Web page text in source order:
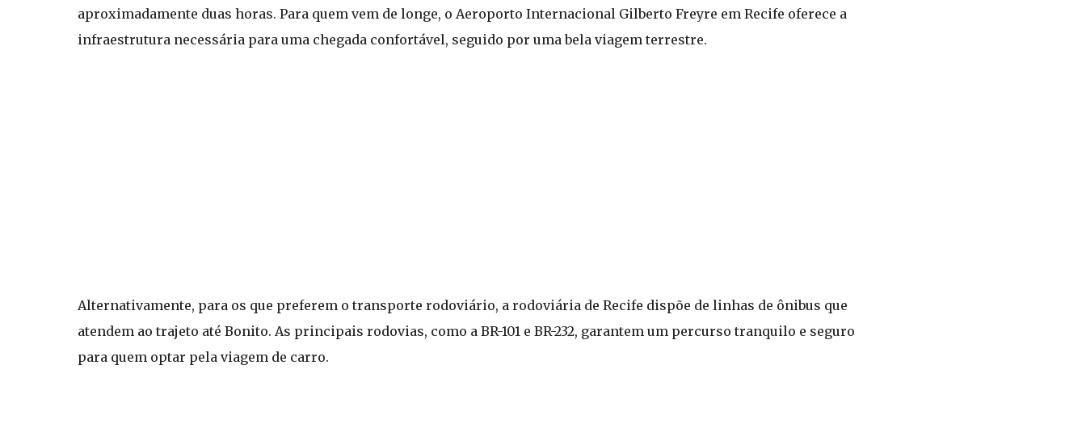
aproximadamente duas horas. Para quem vem de longe, o Aeroporto Internacional Gilberto Freyre em Recife oferece a
infraestrutura necessária para uma chegada confortável, seguido por uma bela viagem terrestre.
Alternativamente, para os que preferem o transporte rodoviário, a rodoviária de Recife dispõe de linhas de ônibus que
atendem ao trajeto até Bonito. As principais rodovias, como a BR-101 e BR-232, garantem um percurso tranquilo e seguro
para quem optar pela viagem de carro.